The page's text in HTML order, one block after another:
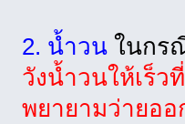
2. น้ำวนในกร
วังน้ำวนให้เร็ว
พยายามว่ายอ